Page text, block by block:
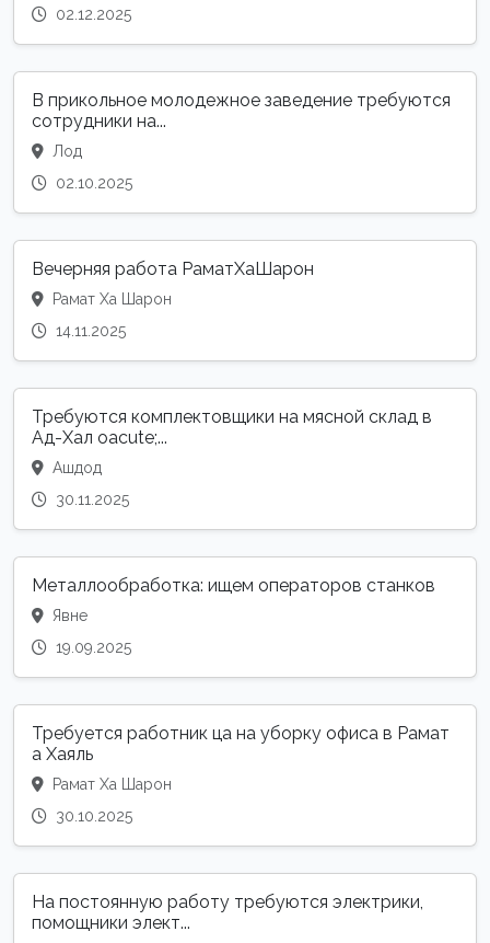
02.12.2025
В прикольное молодежное заведение требуются
сотрудники на...
Лод
02.10.2025
Вечерняя работа РаматХаШарон
Рамат Ха Шарон
14.11.2025
Требуются комплектовщики на мясной склад в
Ад-Хал oacute;...
Ашдод
30.11.2025
Металлообработка: ищем операторов станков
Явне
19.09.2025
Требуется работник ца на уборку офиса в Рамат
а Хаяль
Рамат Ха Шарон
30.10.2025
На постоянную работу требуются электрики,
помощники элект...